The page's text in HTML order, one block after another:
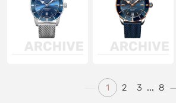
1 2 3 ... 8